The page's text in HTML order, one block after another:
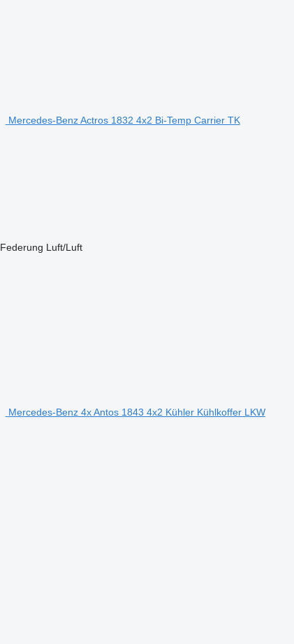
Mercedes-Benz Actros 1832 4x2 Bi-Temp Carrier TK
Federung Luft/Luft
Mercedes-Benz 4x Antos 1843 4x2 Kühler Kühlkoffer LKW